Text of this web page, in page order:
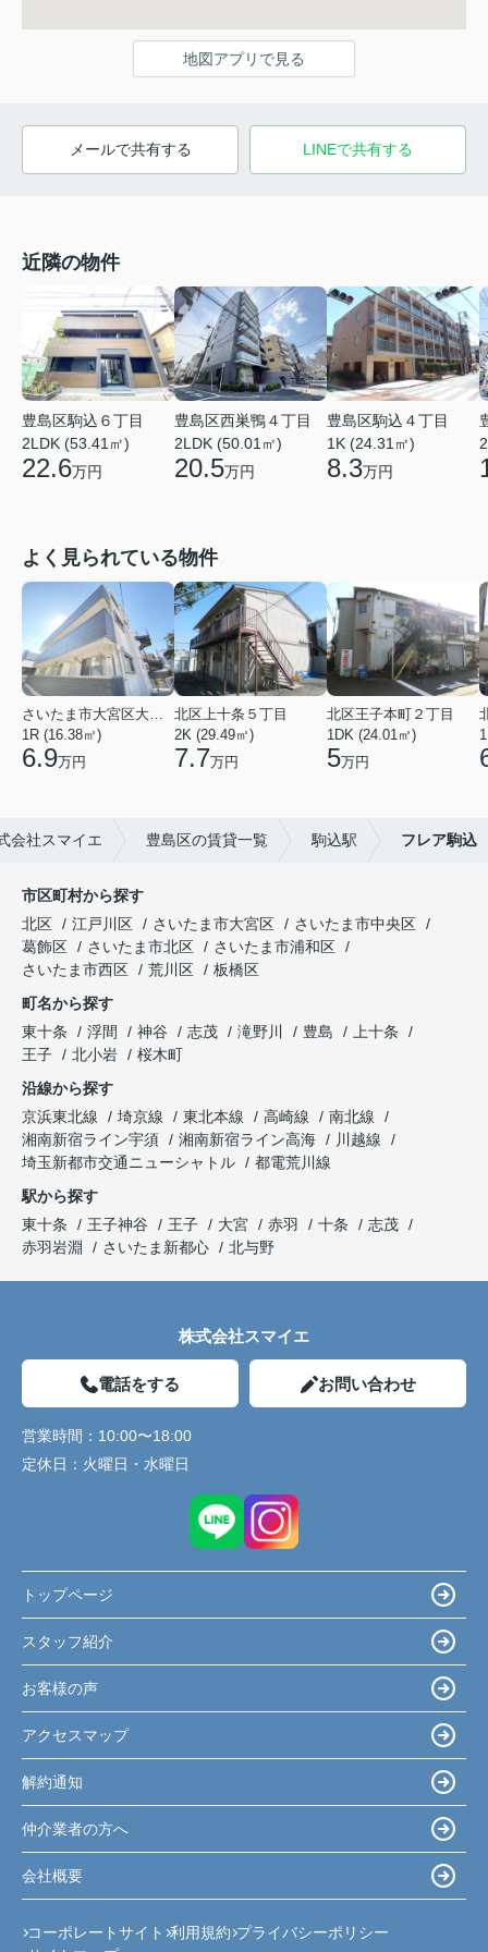
地図アプリで見る
メールで共有する LINEで共有する
近隣の物件
豊島区駒込６丁目
2LDK (53.41㎡)
22.6万円
豊島区西巣鴨４丁目
2LDK (50.01㎡)
20.5万円
豊島区駒込４丁目
1K (24.31㎡)
8.3万円
よく見られている物件
さいたま市大宮区大成町１丁目
1R (16.38㎡)
6.9万円
北区上十条５丁目
2K (29.49㎡)
7.7万円
北区王子本町２丁目
1DK (24.01㎡)
5万円
会社スマイエ 豊島区の賃貸一覧 駒込駅 フレア駒込
市区町村から探す
北区
江戸川区 さいたま市大宮区
さいたま市中央区
葛飾区
さいたま市北区
さいたま市浦和区
さいたま市西区
荒川区
板橋区
町名から探す
東十条
浮間 神谷 志茂 滝野川 豊島
上十条
王子
北小岩
桜木町
沿線から探す
京浜東北線
埼京線 東北本線 高崎線
南北線
湘南新宿ライン宇須
湘南新宿ライン高海
川越線
埼玉新都市交通ニューシャトル
都電荒川線
駅から探す
東十条
王子神谷 王子 大宮 赤羽 十条
志茂
赤羽岩淵
さいたま新都心 北与野
株式会社スマイエ
電話をする お問い合わせ
営業時間： 10:00〜18:00
定休日： 火曜日・水曜日
トップページ
スタッフ紹介
お客様の声
アクセスマップ
解約通知
仲介業者の方へ
会社概要
コーポレートサイト 利用規約 プライバシーポリシー